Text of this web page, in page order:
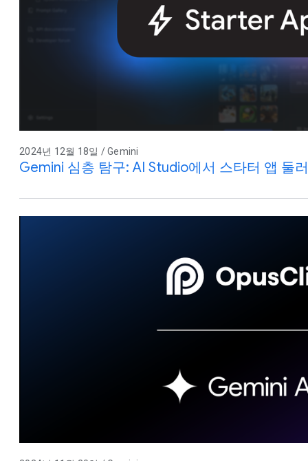
2024년 12월 18일 / Gemini
Gemini 심층 탐구: AI Studio에서 스타터 앱 둘